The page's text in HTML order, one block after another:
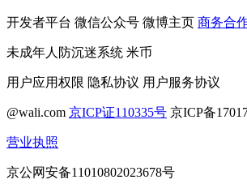
开发者平台 微信公众号 微博主页 商务合
未成年人防沉迷系统 米币
用户应用权限 隐私协议 用户服务协议
@wali.com 京ICP证110335号 京ICP备
营业执照
京公网安备11010802023678号